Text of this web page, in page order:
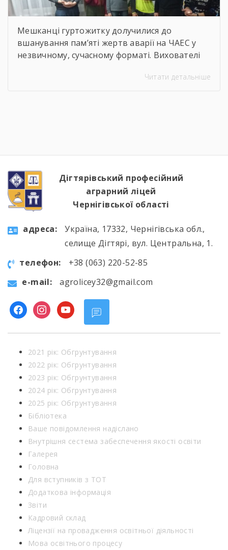
Мешканці гуртожитку долучилися до
вшанування пам’яті жертв аварії на ЧАЕС у
незвичному, сучасному форматі. Вихователі
організували та провели для студентів
подій фатальної ночі 1986 року, дізналися про
наслідки катастрофи для екології України […]
Читати детальніше
Дігтярівський професійний
аграрний ліцей
Чернігівської області
aдресa:
Україна, 17332, Чернігівська обл.,
селище Дігтярі, вул. Центральна, 1.
телефон:
+38 (063) 220-52-85
e-mail:
agrolicey32@gmail.com
facebookinstagram
youtube
2021 рік: Обгрунтування
2022 рік: Обгрунтування
2023 рік: Обгрунтування
2024 рік: Обгрунтування
2025 рік: Обгрунтування
Бібліотека
Ваше повідомлення надіслано
Внутрішня сестема забеспечення якості освіти
Галерея
Головна
Для вступників з ТОТ
Додаткова інформація
Звіти
Кадровий склад
Ліцензії на провадження освітньої діяльності
Мова освітнього процесу